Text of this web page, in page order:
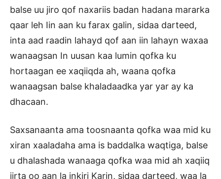
balse uu jiro qof naxariis badan hadana mararka
qaar leh Iin aan ku farax galin, sidaa darteed,
inta aad raadin lahayd qof aan iin lahayn waxaa
wanaagsan In uusan kaa lumin qofka ku
hortaagan ee xaqiiqda ah, waana qofka
wanaagsan balse khaladaadka yar yar ay ka
dhacaan.
Saxsanaanta ama toosnaanta qofka waa mid ku
xiran xaaladaha ama is baddalka waqtiga, balse
u dhalashada wanaaga qofka waa mid ah xaqiiq
jirta oo aan la inkiri Karin, sidaa darteed, waa la